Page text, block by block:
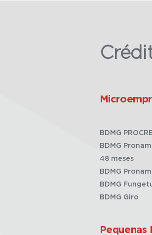
BDMG
BDMG
48 meses
BDMG
BDMG
BDMG Giro
Pequenas